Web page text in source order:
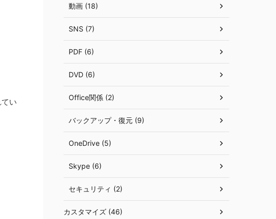
い
動画 (18)
SNS (7)
PDF (6)
DVD (6)
Office関係 (2)
バックアップ・復元 (9)
OneDrive (5)
Skype (6)
セキュリティ (2)
カスタマイズ (46)